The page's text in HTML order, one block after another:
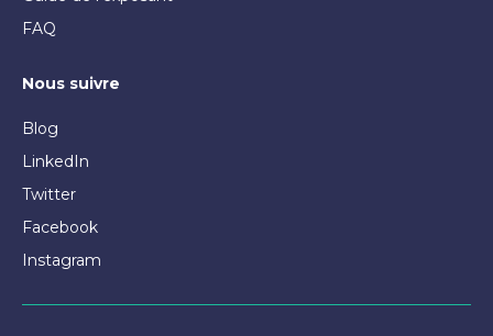
FAQ
Nous suivre
Blog
LinkedIn
Twitter
Facebook
Instagram